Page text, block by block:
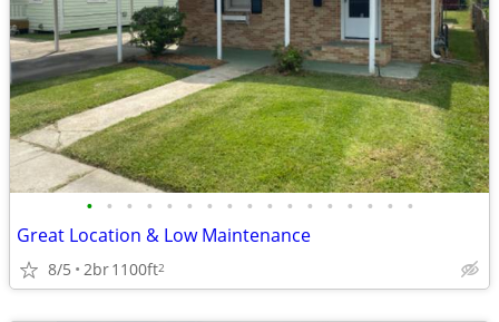
• • • • • • • • • • • • • • • • •
Great Location & Low Maintenance
8/5 2br1100ft2